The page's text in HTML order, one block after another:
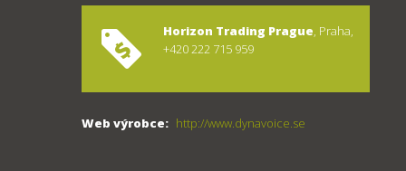
Horizon Trading Prague, Praha,
+420 222 715 959
Web výrobce: http://www.dynavoice.se